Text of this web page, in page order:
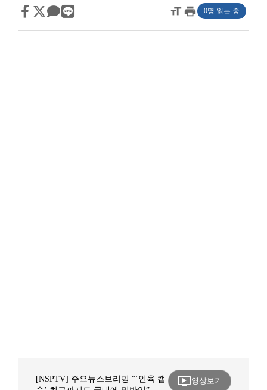
format_sizeprint 0명 읽는 중
[NSPTV] 주요뉴스브리핑 “‘인육 캡
ondemand_video영상보기